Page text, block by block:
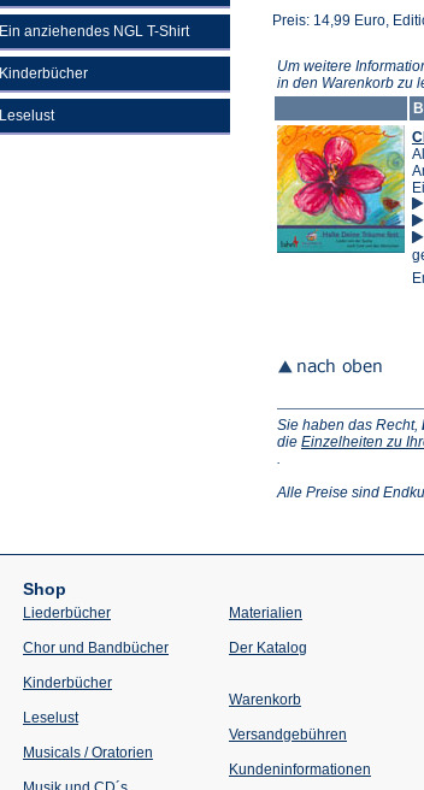
Ein anziehendes NGL T-Shirt
Kinderbücher
Leselust
Preis: 14,99 Euro,
Um weitere
in den Warenkorb zu
Sie haben das Recht,
die Einzelheiten zu
einem
.
Alle Preise sind
Shop
Liederbücher
Chor und Bandbücher
Kinderbücher
Leselust
Musicals / Oratorien
Materialien
Der Katalog
Warenkorb
Versandgebühren
Kundeninformationen